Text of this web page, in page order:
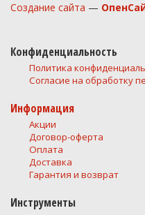
Создание сайта —
Конфиденциальность
Политика
Согласие на обработку
Информация
Акции
Договор-оферта
Оплата
Доставка
Гарантия и возврат
Инструменты